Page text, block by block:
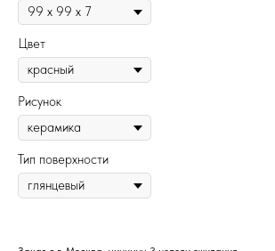
Цвет
Рисунок
Тип поверхности